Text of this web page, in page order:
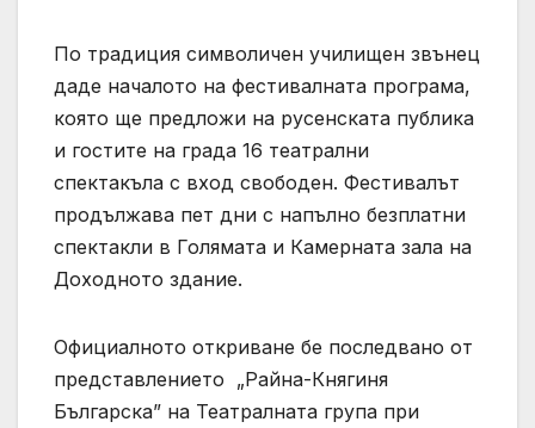
По традиция символичен училищен звънец
даде началото на фестивалната програма,
която ще предложи на русенската публика
и гостите на града 16 театрални
спектакъла с вход свободен. Фестивалът
продължава пет дни с напълно безплатни
спектакли в Голямата и Камерната зала на
Доходното здание.
Официалното откриване бе последвано от
представлението „Райна-Княгиня
Българска” на Театралната група при